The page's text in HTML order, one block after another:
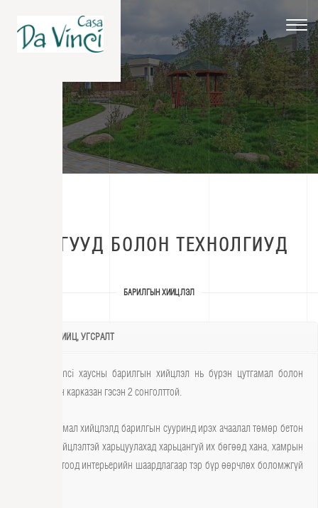
Toggle
ОНЦЛОГУУД БОЛОН ТЕХНОЛГИУД
БАРИЛГЫН ХИЙЦЛЭЛ
БАРИЛГЫН ХИЙЦ, УГСРАЛТ
Casa Da Vinci хаусны барилгын хийцлэл нь бүрэн цутгамал болон
төмөр бетон карказан гэсэн 2 сонголттой.
Бүрэн цутгамал хийцлэлд барилгын сууринд ирэх ачаалал төмөр бетон
карказан хийцлэлтэй харьцуулахад харьцангуй их бөгөөд хана, хамрын
хэмжээг дотоод интерьерийн шаардлагаар тэр бүр өөрчлөх боломжгүй